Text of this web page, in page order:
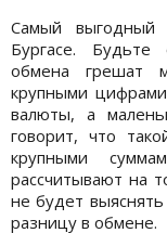
Самый
Бургасе.
обмена грешат
крупными
валюты, а
говорит, что
крупными
рассчитывают на
не будет
разницу в обмене.